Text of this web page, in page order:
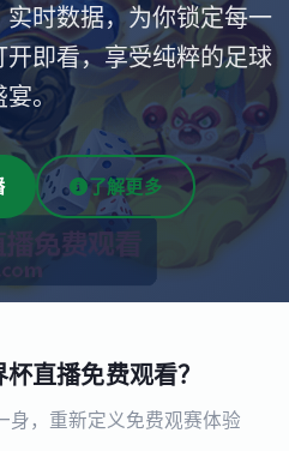
时数据，为你锁定每一
即看，享受纯粹的足球
宴。
了解更多
直播免费观看？
身，重新定义免费观赛体验